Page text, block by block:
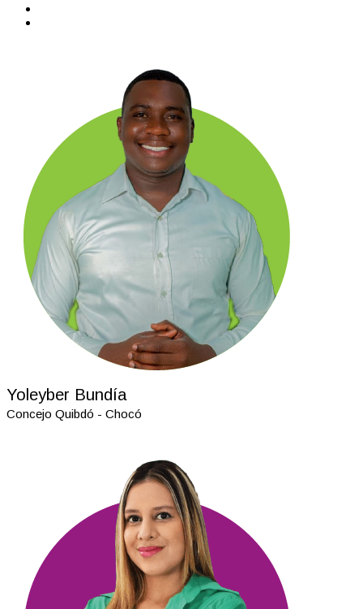
Yoleyber Bundía
Concejo Quibdó - Chocó